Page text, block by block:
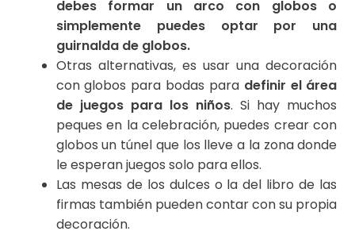
debes formar un arco con globos o
simplemente puedes optar por una
guirnalda de globos.
Otras alternativas, es usar una decoración
con globos para bodas para definir el área
de juegos para los niños. Si hay muchos
peques en la celebración, puedes crear con
globos un túnel que los lleve a la zona donde
le esperan juegos solo para ellos.
Las mesas de los dulces o la del libro de las
firmas también pueden contar con su propia
decoración.